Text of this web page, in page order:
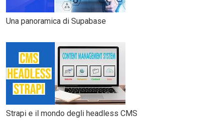
Una panoramica di Supabase
Strapi e il mondo degli headless CMS